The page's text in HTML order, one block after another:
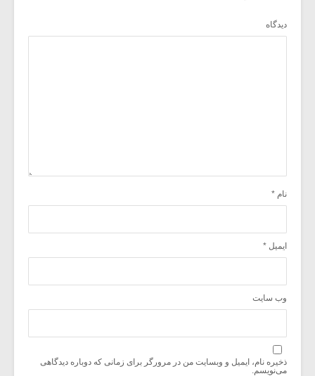
دیدگاه
نام *
ایمیل *
وب‌ سایت
ذخیره نام، ایمیل و وبسایت من در مرورگر برای زمانی که دوباره دیدگاهی
می‌نویسم.